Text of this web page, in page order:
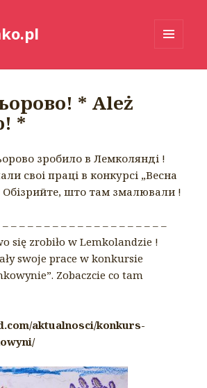
* Ależ
*
зробило в Лемколянді !
своі праці в конкурсі „Весна
Обізрийте, што там змалювали !
– – – – – – – – – – – – – – – – – – –
się zrobiło w Lemkolandzie !
swoje prace w konkursie
Zobaczcie co tam
aktualnosci/konkurs-